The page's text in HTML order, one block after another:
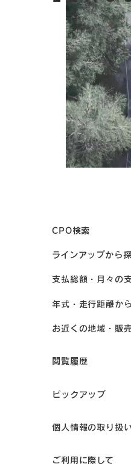
CPO検索
ラインアップから
支払総額・月々の
年式・走行距離か
お近くの地域・販
閲覧履歴
ピックアップ
個人情報の取り扱
ご利用に際して